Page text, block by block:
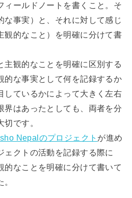
ィールドノートを書くこと。そ
な事実）と、それに対して感じ
観的なこと）を明確に分けて書
主観的なことを明確に区別する
的な事実として何を記録するか
しているかによって大きく左右
界はあったとしても、両者を分
です。
Nepalのプロジェクト が進め
ェクトの活動を記録する際に
的なことを明確に分けて書いて